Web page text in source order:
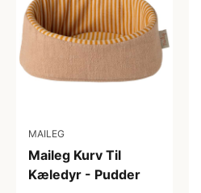
MAILEG
Maileg Kurv Til
Kæledyr - Pudder